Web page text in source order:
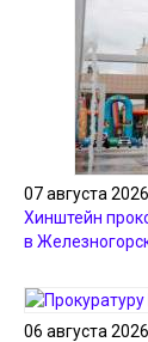
07 августа
Хинштейн
в
06 августа